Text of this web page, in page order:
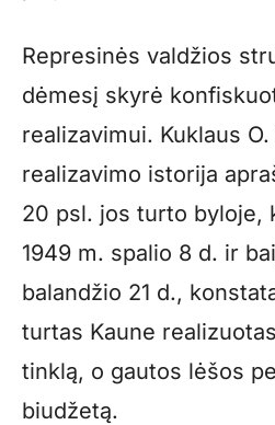
Represinės valdžios
dėmesį skyrė
realizavimui. Kuklaus
realizavimo istorija
20 psl. jos turto byloje,
1949 m. spalio 8 d. ir
balandžio 21 d.,
turtas Kaune
tinklą, o gautos lėšos
biudžetą.